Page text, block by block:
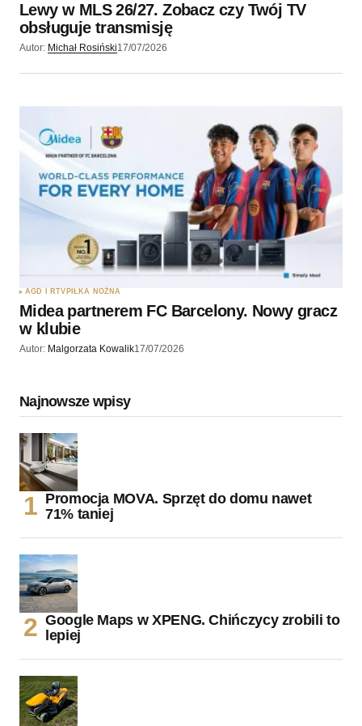
Lewy w MLS 26/27. Zobacz czy Twój TV
obsługuje transmisję
Autor: Michał Rosiński17/07/2026
AGD I RTV PIŁKA NOŻNA
Midea partnerem FC Barcelony. Nowy gracz
w klubie
Autor: Malgorzata Kowalik17/07/2026
Najnowsze wpisy
Promocja MOVA. Sprzęt do domu nawet
71% taniej
Google Maps w XPENG. Chińczycy zrobili to
lepiej